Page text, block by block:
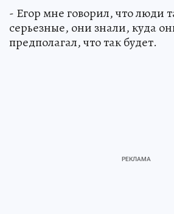
- Егор мне говорил, что люди
серьезные, они знали, куда
предполагал, что так будет.